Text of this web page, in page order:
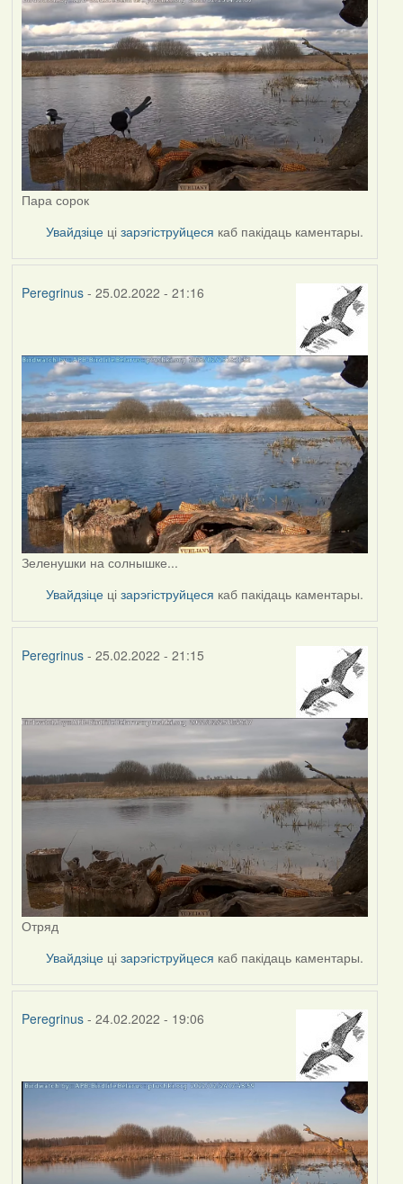
Пара сорок
Увайдзіце цізарэгіструйцеся каб пакідаць каментары.
Peregrinus- 25.02.2022 - 21:16
Зеленушки на солнышке...
Увайдзіце цізарэгіструйцеся каб пакідаць каментары.
Peregrinus- 25.02.2022 - 21:15
Отряд
Увайдзіце цізарэгіструйцеся каб пакідаць каментары.
Peregrinus- 24.02.2022 - 19:06